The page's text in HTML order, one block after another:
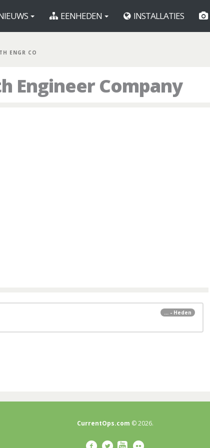
EENHEDEN INSTALLATIES
ENGR CO
Engineer Company
... - Heden
CurrentOps.com © 2026.